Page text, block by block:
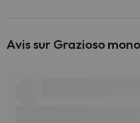
Avis sur Grazioso